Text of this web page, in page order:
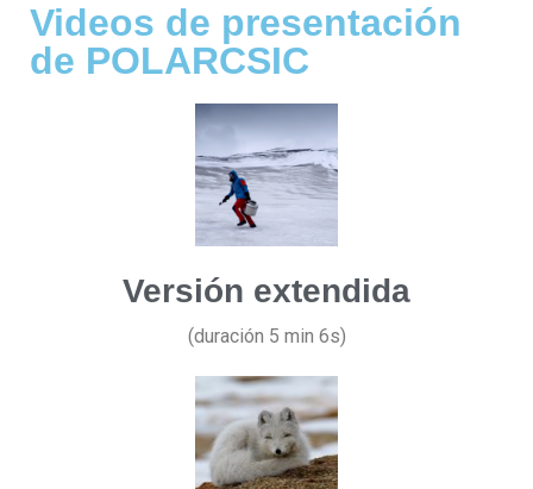
Videos de presentación
de POLARCSIC
Versión extendida
(duración 5 min 6s)